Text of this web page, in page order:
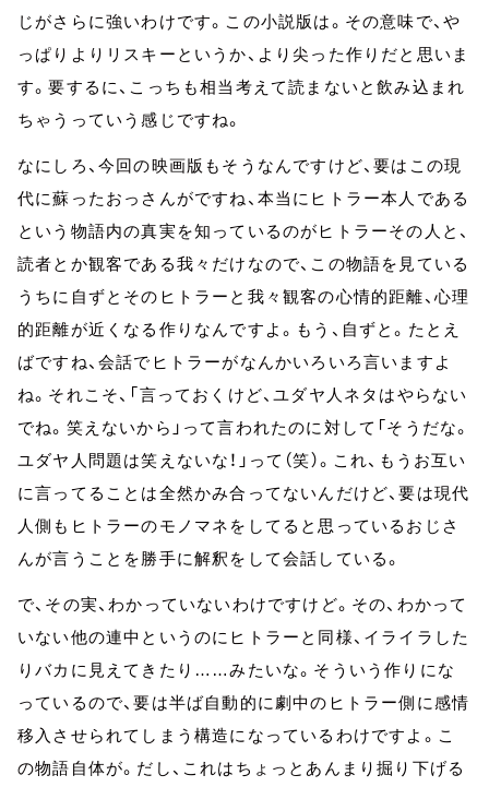
じがさらに強いわけです。この小説版は。その意味で、や
っぱりよりリスキーというか、より尖った作りだと思いま
す。要するに、こっちも相当考えて読まないと飲み込まれ
ちゃうっていう感じですね。
なにしろ、今回の映画版もそうなんですけど、要はこの現
代に蘇ったおっさんがですね、本当にヒトラー本人である
という物語内の真実を知っているのがヒトラーその人と、
読者とか観客である我々だけなので、この物語を見ている
うちに自ずとそのヒトラーと我々観客の心情的距離、心理
的距離が近くなる作りなんですよ。もう、自ずと。たとえ
ばですね、会話でヒトラーがなんかいろいろ言いますよ
ね。それこそ、「言っておくけど、ユダヤ人ネタはやらない
でね。笑えないから」って言われたのに対して「そうだな。
ユダヤ人問題は笑えないな！」って（笑）。これ、もうお互い
に言ってることは全然かみ合ってないんだけど、要は現代
人側もヒトラーのモノマネをしてると思っているおじさ
んが言うことを勝手に解釈をして会話している。
で、その実、わかっていないわけですけど。その、わかって
いない他の連中というのにヒトラーと同様、イライラした
りバカに見えてきたり……みたいな。そういう作りにな
っているので、要は半ば自動的に劇中のヒトラー側に感情
移入させられてしまう構造になっているわけですよ。こ
の物語自体が。だし、これはちょっとあんまり掘り下げる